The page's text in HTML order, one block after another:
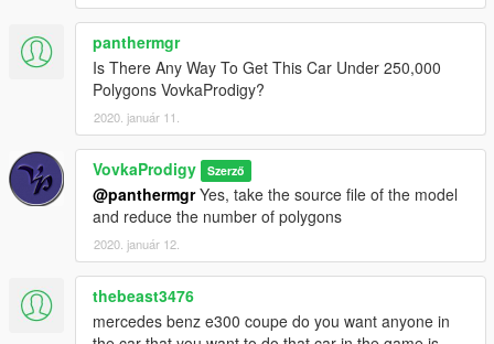
panthermgr
Is There Any Way To Get This Car Under 250,000
Polygons VovkaProdigy?
2020. január 11.
VovkaProdigy Szerző
@panthermgrYes, take the source file of the model
and reduce the number of polygons
2020. január 12.
thebeast3476
mercedes benz e300 coupe do you want anyone in